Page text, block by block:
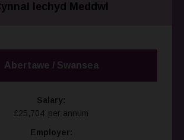
Iechyd Meddwl
Abertawe / Swansea
Salary:
£25,704 per annum
Employer: